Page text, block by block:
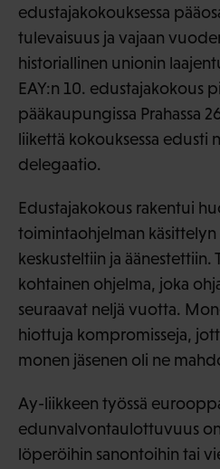
edustajakokouksessa
tulevaisuus ja vajaan
historiallinen unionin
EAY:n 10. edustajakokous
pääkaupungissa Prahassa
liikettä kokouksessa edusti
delegaatio.
Edustajakokous rakentui
toimintaohjelman käsittelyn
keskusteltiin ja äänestettiin.
kohtainen ohjelma, joka
seuraavat neljä vuotta.
hiottuja kompromisseja,
monen jäsenen oli ne
Ay-liikkeen työssä
edunvalvontaulottuvuus
löperöihin sanontoihin tai